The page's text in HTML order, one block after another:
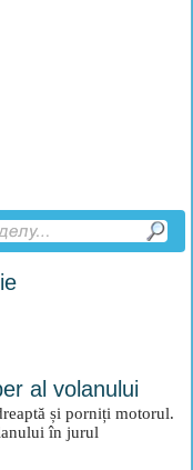
al volanului
și porniți motorul.
în jurul